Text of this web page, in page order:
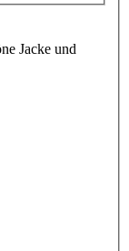
Jacke und